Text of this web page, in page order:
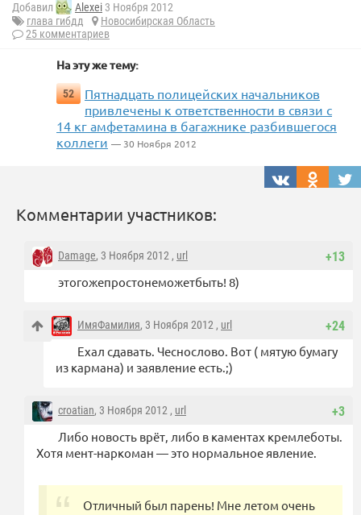
Добавил Alexei 3 Ноября 2012
глава гибдд
Новосибирская Область
25 комментариев
На эту же тему:
52
Пятнадцать полицейских начальников
привлечены к ответственности в связи с
14 кг амфетамина в багажнике разбившегося
коллеги — 30 Ноября 2012
Комментарии участников:
+13
Damage, 3 Ноября 2012 , url
этогожепростонеможетбыть! 8)
+24
ИмяФамилия, 3 Ноября 2012 , url
Ехал сдавать. Чеснослово. Вот ( мятую бумагу
из кармана) и заявление есть.;)
+3
croatian, 3 Ноября 2012 , url
Либо новость врёт, либо в каментах кремлеботы.
Хотя мент-наркоман — это нормальное явление.
Отличный был парень! Мне летом очень